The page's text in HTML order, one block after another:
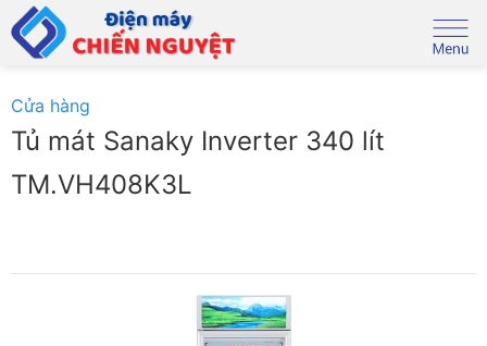
Skip
to
Cửa hàng
Tủ mát Sanaky Inverter 340 lít
TM.VH408K3L